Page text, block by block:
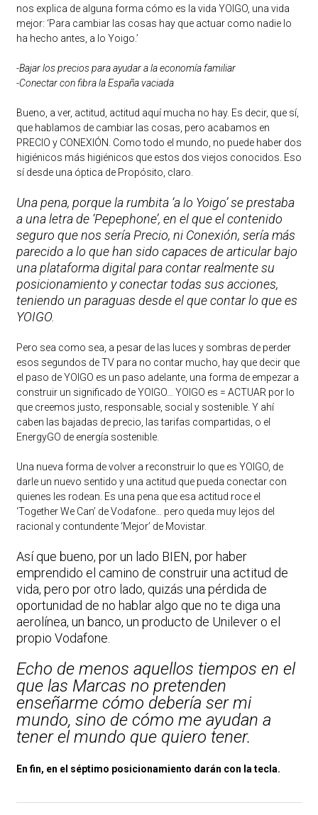
nos explica de alguna forma cómo es la vida YOIGO, una vida
mejor: ‘Para cambiar las cosas hay que actuar como nadie lo
ha hecho antes, a lo Yoigo.’
-Bajar los precios para ayudar a la economía familiar
-Conectar con fibra la España vaciada
Bueno, a ver, actitud, actitud aquí mucha no hay. Es decir, que sí,
que hablamos de cambiar las cosas, pero acabamos en
PRECIO y CONEXIÓN. Como todo el mundo, no puede haber dos
higiénicos más higiénicos que estos dos viejos conocidos. Eso
sí desde una óptica de Propósito, claro.
Una pena, porque la rumbita ‘a lo Yoigo’ se prestaba
a una letra de ‘Pepephone’, en el que el contenido
seguro que nos sería Precio, ni Conexión, sería más
parecido a lo que han sido capaces de articular bajo
una plataforma digitalpara contar realmente su
posicionamiento y conectar todas sus acciones,
teniendo un paraguas desde el que contar lo que es
YOIGO.
Pero sea como sea, a pesar de las luces y sombras de perder
esos segundos de TV para no contar mucho, hay que decir que
el paso de YOIGO es un paso adelante, una forma de empezar a
construir un significado de YOIGO… YOIGO es = ACTUAR por lo
que creemos justo, responsable, social y sostenible. Y ahí
caben las bajadas de precio, las tarifas compartidas, o el
EnergyGO de energía sostenible.
Una nueva forma de volver a reconstruir lo que es YOIGO, de
darle un nuevo sentido y una actitud que pueda conectar con
quienes les rodean. Es una pena que esa actitud roce el
‘Together We Can’ de Vodafone… pero queda muy lejos del
racional y contundente ‘Mejor’ de Movistar.
Así que bueno, por un lado BIEN, por haber
emprendido el camino de construir una actitud de
vida, pero por otro lado, quizás una pérdida de
oportunidad de no hablar algo que no te diga una
aerolínea, un banco, un producto de Unilever o el
propio Vodafone.
Echo de menos aquellos tiempos en el
que las Marcas no pretenden
enseñarme cómo debería ser mi
mundo, sino de cómo me ayudan a
tener el mundo que quiero tener.
En fin, en el séptimo posicionamiento darán con la tecla.